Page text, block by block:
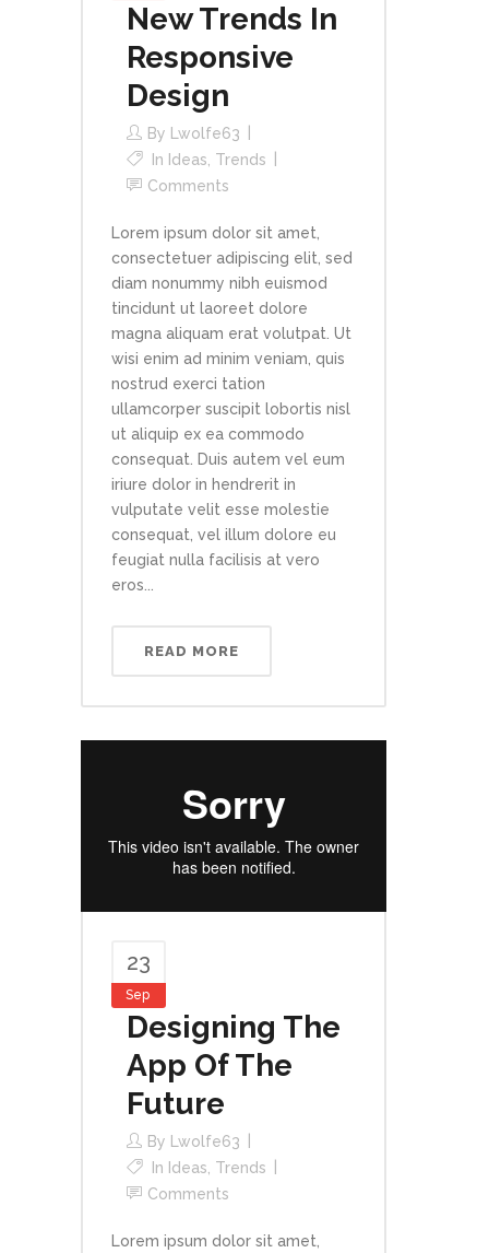
New Trends In
Responsive
Design
By
Lwolfe63
In Ideas Trends
Comments
Lorem ipsum dolor sit amet,
consectetuer adipiscing elit, sed
diam nonummy nibh euismod
tincidunt ut laoreet dolore
magna aliquam erat volutpat. Ut
wisi enim ad minim veniam, quis
nostrud exerci tation
ullamcorper suscipit lobortis nisl
ut aliquip ex ea commodo
consequat. Duis autem vel eum
iriure dolor in hendrerit in
vulputate velit esse molestie
consequat, vel illum dolore eu
feugiat nulla facilisis at vero
eros...
READ MORE
23
Sep
Designing The
App Of The
Future
By Lwolfe63
In Ideas, Trends
Comments
Lorem ipsum dolor sit amet,